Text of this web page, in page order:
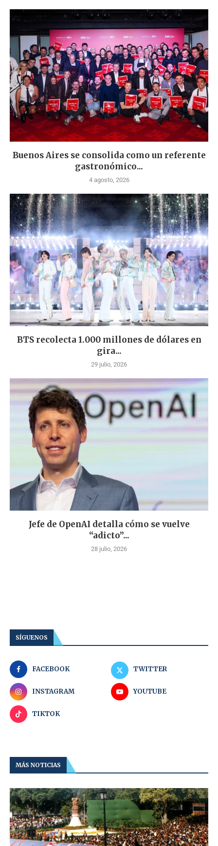
Buenos Aires se consolida como un referente
gastronómico...
4 agosto, 2026
BTS recolecta 1.000 millones de dólares en
gira...
29 julio, 2026
Jefe de OpenAI detalla cómo se vuelve
“adicto”...
28 julio, 2026
SÍGUENOS
FACEBOOK TWITTER
INSTAGRAM YOUTUBE
TIKTOK
MÁS NOTICIAS